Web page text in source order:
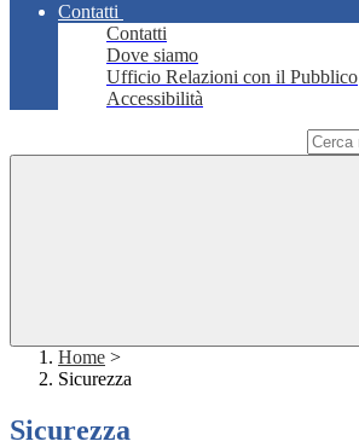
Contatti
Contatti
Dove siamo
Ufficio Relazioni con il Pubblico
Accessibilità
Home >
Sicurezza
Sicurezza